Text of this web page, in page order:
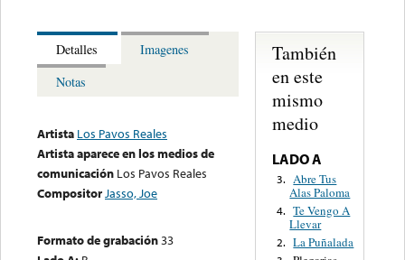
Detalles
Imagenes
Notas
Artista Los Pavos Reales
Artista aparece en los medios de
comunicación Los Pavos Reales
CompositorJasso, Joe
Formato de grabación33
También
en este
mismo
medio
LADO A
3. Abre Tus
Alas Paloma
4. Te Vengo A
Llevar
2. La Puñalada